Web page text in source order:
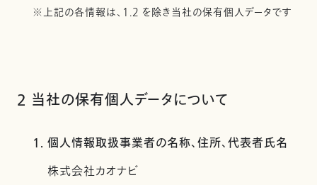
※上記の各情報は、1.2 を除き当社の保有個人データです
2 当社の保有個人データについて
1. 個人情報取扱事業者の名称、住所、代表者氏名
株式会社カオナビ